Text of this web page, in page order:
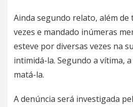
Ainda segundo relato, além de
vezes e mandado inúmeras
esteve por diversas vezes na
intimidá-la. Segundo a vítima,
matá-la.
A denúncia será investigada